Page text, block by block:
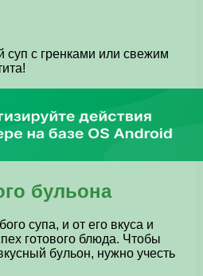
с гренками или свежим
бульона
супа, и от его вкуса и
готового блюда. Чтобы
бульон, нужно учесть